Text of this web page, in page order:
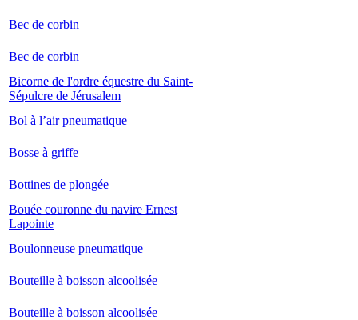
Bec de corbin
Bec de corbin
Bicorne de l'ordre équestre du Saint-
Sépulcre de Jérusalem
Bol à l’air pneumatique
Bosse à griffe
Bottines de plongée
Bouée couronne du navire Ernest
Lapointe
Boulonneuse pneumatique
Bouteille à boisson alcoolisée
Bouteille à boisson alcoolisée